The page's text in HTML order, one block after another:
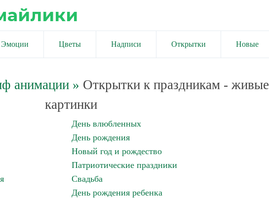
Эмоции Цветы Надписи Открытки Новые
анимации» Открытки к праздникам - живые
картинки
День влюбленных
День рождения
Новый год и рождество
Патриотические праздники
Свадьба
День рождения ребенка